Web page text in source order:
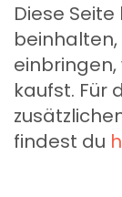
Diese
beinhalten,
kaufst. Für
findest du